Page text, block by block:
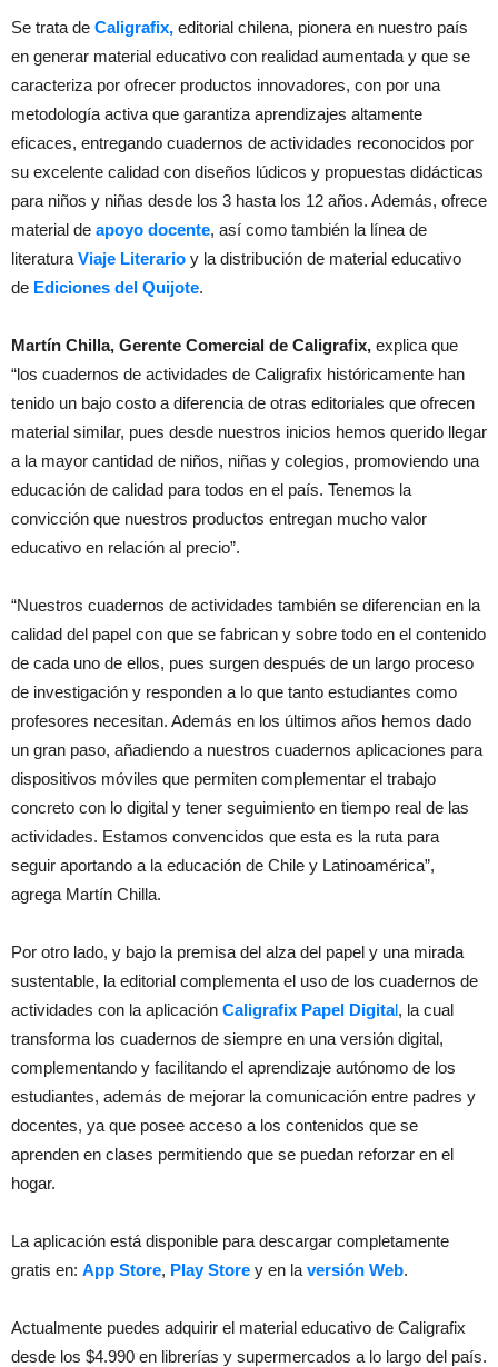
Se trata de Caligrafix, editorial chilena, pionera en nuestro país
en generar material educativo con realidad aumentada y que se
caracteriza por ofrecer productos innovadores, con por una
metodología activa que garantiza aprendizajes altamente
eficaces, entregando cuadernos de actividades reconocidos por
su excelente calidad con diseños lúdicos y propuestas didácticas
para niños y niñas desde los 3 hasta los 12 años. Además, ofrece
material de apoyo docente, así como también la línea de
literatura Viaje Literario y la distribución de material educativo
de Ediciones del Quijote.
Martín Chilla, Gerente Comercial de Caligrafix, explica que
“los cuadernos de actividades de Caligrafix históricamente han
tenido un bajo costo a diferencia de otras editoriales que ofrecen
material similar, pues desde nuestros inicios hemos querido llegar
a la mayor cantidad de niños, niñas y colegios, promoviendo una
educación de calidad para todos en el país. Tenemos la
convicción que nuestros productos entregan mucho valor
educativo en relación al precio”.
“Nuestros cuadernos de actividades también se diferencian en la
calidad del papel con que se fabrican y sobre todo en el contenido
de cada uno de ellos, pues surgen después de un largo proceso
de investigación y responden a lo que tanto estudiantes como
profesores necesitan. Además en los últimos años hemos dado
un gran paso, añadiendo a nuestros cuadernos aplicaciones para
dispositivos móviles que permiten complementar el trabajo
concreto con lo digital y tener seguimiento en tiempo real de las
actividades. Estamos convencidos que esta es la ruta para
seguir aportando a la educación de Chile y Latinoamérica”,
agrega Martín Chilla.
Por otro lado, y bajo la premisa del alza del papel y una mirada
sustentable, la editorial complementa el uso de los cuadernos de
actividades con la aplicación Caligrafix Papel Digital, la cual
transforma los cuadernos de siempre en una versión digital,
complementando y facilitando el aprendizaje autónomo de los
estudiantes, además de mejorar la comunicación entre padres y
docentes, ya que posee acceso a los contenidos que se
aprenden en clases permitiendo que se puedan reforzar en el
hogar.
La aplicación está disponible para descargar completamente
gratis en: App Store, Play Store y en la versión Web.
Actualmente puedes adquirir el material educativo de Caligrafix
desde los $4.990 en librerías y supermercados a lo largo del país.